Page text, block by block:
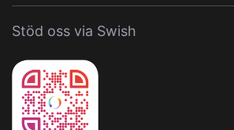
Stöd oss via Swish